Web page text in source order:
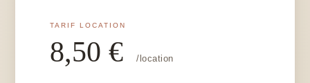
8,50€ /location